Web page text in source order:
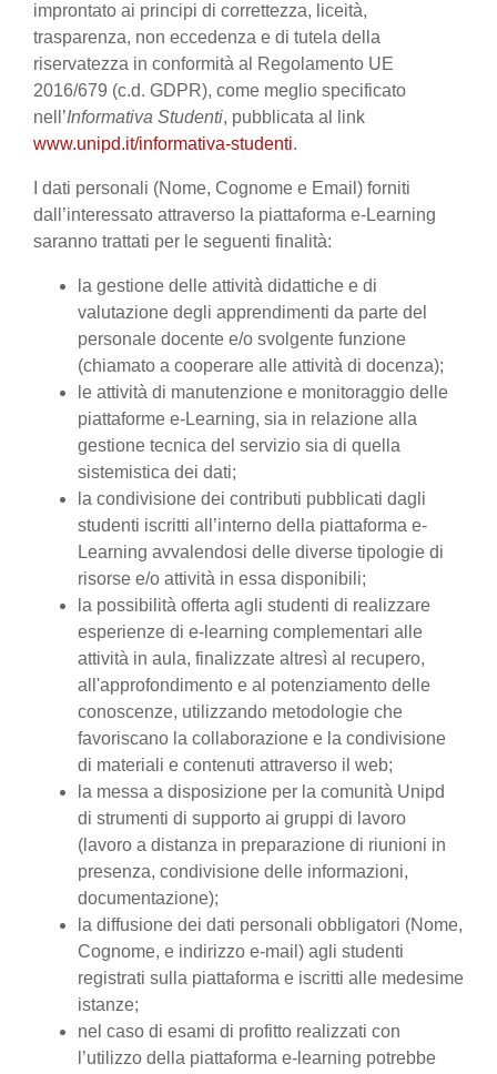
improntato ai principi di correttezza, liceità,
trasparenza, non eccedenza e di tutela della
riservatezza in conformità al Regolamento UE
2016/679 (c.d. GDPR), come meglio specificato
nell’Informativa Studenti, pubblicata al link
www.unipd.it/informativa-studenti.
I dati personali (Nome, Cognome e Email) forniti
dall’interessato attraverso la piattaforma e-Learning
saranno trattati per le seguenti finalità:
la gestione delle attività didattiche e di
valutazione degli apprendimenti da parte del
personale docente e/o svolgente funzione
(chiamato a cooperare alle attività di docenza);
le attività di manutenzione e monitoraggio delle
piattaforme e-Learning, sia in relazione alla
gestione tecnica del servizio sia di quella
sistemistica dei dati;
la condivisione dei contributi pubblicati dagli
studenti iscritti all’interno della piattaforma e-
Learning avvalendosi delle diverse tipologie di
risorse e/o attività in essa disponibili;
la possibilità offerta agli studenti di realizzare
esperienze di e-learning complementari alle
attività in aula, finalizzate altresì al recupero,
all'approfondimento e al potenziamento delle
conoscenze, utilizzando metodologie che
favoriscano la collaborazione e la condivisione
di materiali e contenuti attraverso il web;
la messa a disposizione per la comunità Unipd
di strumenti di supporto ai gruppi di lavoro
(lavoro a distanza in preparazione di riunioni in
presenza, condivisione delle informazioni,
documentazione);
la diffusione dei dati personali obbligatori (Nome,
Cognome, e indirizzo e-mail) agli studenti
registrati sulla piattaforma e iscritti alle medesime
istanze;
nel caso di esami di profitto realizzati con
l’utilizzo della piattaforma e-learning potrebbe